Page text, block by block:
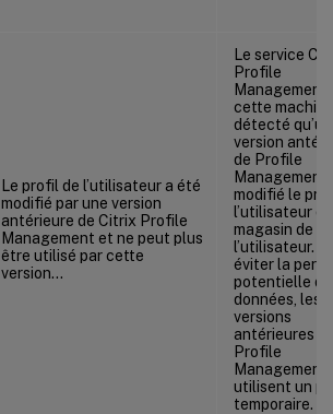
Le profil de l’utilisateur a été
modifié par une version
antérieure de Citrix Profile
Management et ne peut plus
être utilisé par cette
version…
Le service
Profile
Management
cette
détecté
version
de Profile
Management
modifié le
l’utilisateur
magasin de
l’utilisateur.
éviter la perte
potentielle de
données, les
versions
antérieures
Profile
Management
utilisent un
temporaire.